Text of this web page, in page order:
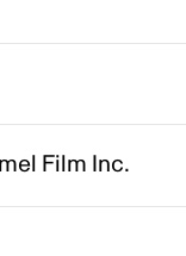
Film Inc.